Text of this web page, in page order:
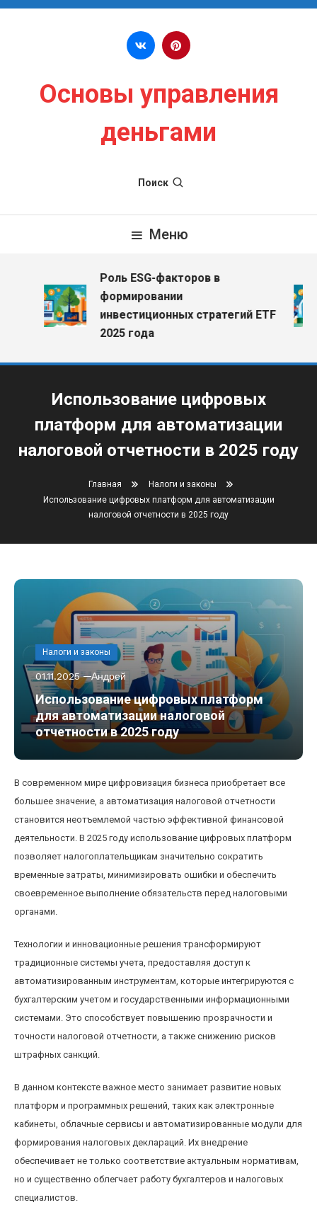
Перейти к содержимому
Основы управления
деньгами
Поиск
Меню
Роль ESG-факторов в
формировании
инвестиционных стратегий ETF
2025 года
Использование цифровых
платформ для автоматизации
налоговой отчетности в 2025 году
Главная
Налоги и законы
Использование цифровых платформ для автоматизации
налоговой отчетности в 2025 году
Налоги и законы
01.11.2025 Андрей
Использование цифровых платформ
для автоматизации налоговой
отчетности в 2025 году
В современном мире цифровизация бизнеса приобретает все
большее значение, а автоматизация налоговой отчетности
становится неотъемлемой частью эффективной финансовой
деятельности. В 2025 году использование цифровых платформ
позволяет налогоплательщикам значительно сократить
временные затраты, минимизировать ошибки и обеспечить
своевременное выполнение обязательств перед налоговыми
органами.
Технологии и инновационные решения трансформируют
традиционные системы учета, предоставляя доступ к
автоматизированным инструментам, которые интегрируются с
бухгалтерским учетом и государственными информационными
системами. Это способствует повышению прозрачности и
точности налоговой отчетности, а также снижению рисков
штрафных санкций.
В данном контексте важное место занимает развитие новых
платформ и программных решений, таких как электронные
кабинеты, облачные сервисы и автоматизированные модули для
формирования налоговых деклараций. Их внедрение
обеспечивает не только соответствие актуальным нормативам,
но и существенно облегчает работу бухгалтеров и налоговых
специалистов.